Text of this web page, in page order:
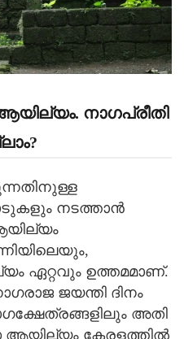
നാഗപ്രീതി
നടത്താൻ
ഏറ്റവും ഉത്തമമാണ്.
ജയന്തി ദിനം
അതി
ആയില്യം കേരളത്തിൽ